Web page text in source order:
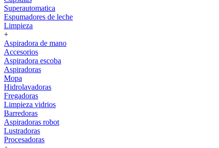
Superautomatica
Espumadores de leche
Limpieza
+
Aspiradora de mano
Accesorios
Aspiradora escoba
Aspiradoras
Mopa
Hidrolavadoras
Fregadoras
Limpieza vidrios
Barredoras
Aspiradoras robot
Lustradoras
Procesadoras